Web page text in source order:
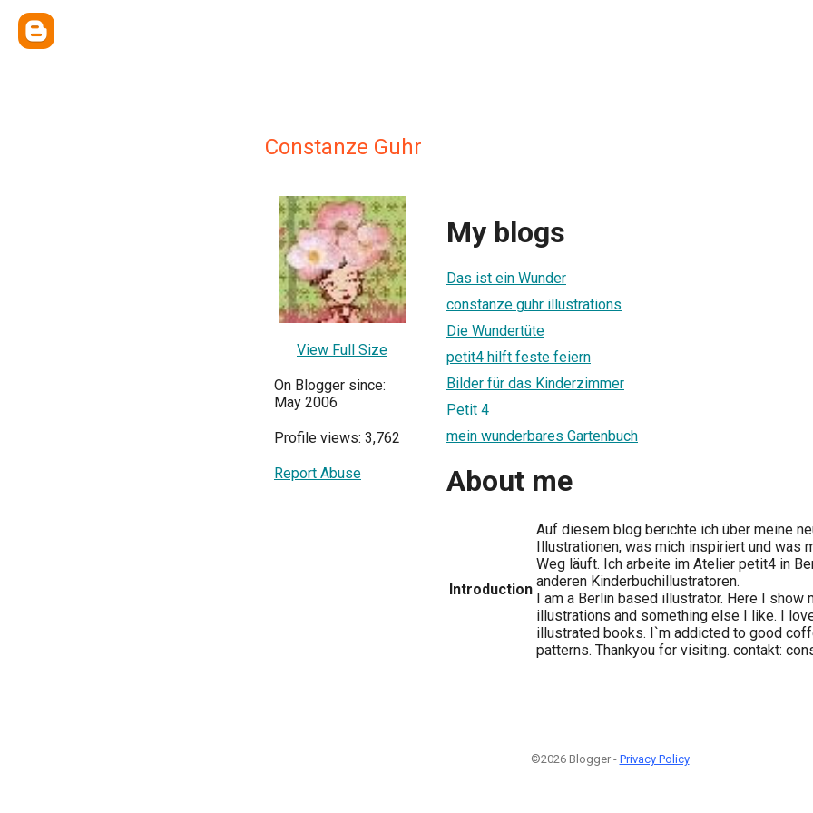
Constanze Guhr
View Full Size
On Blogger since:
May 2006
Profile views: 3,762
Report Abuse
My blogs
Das ist ein Wunder
constanze guhr illustrations
Die Wundertüte
petit4 hilft feste feiern
Bilder für das Kinderzimmer
Petit 4
mein wunderbares Gartenbuch
About me
Introduction
Auf diesem blog berichte ich über meine
Illustrationen, was mich inspiriert und was
Weg läuft. Ich arbeite im Atelier petit4 in
anderen Kinderbuchillustratoren.
I am a Berlin based illustrator. Here I show
illustrations and something else I like. I
illustrated books. I`m addicted to good
patterns. Thankyou for visiting. contakt:
©2026 Blogger - Privacy Policy